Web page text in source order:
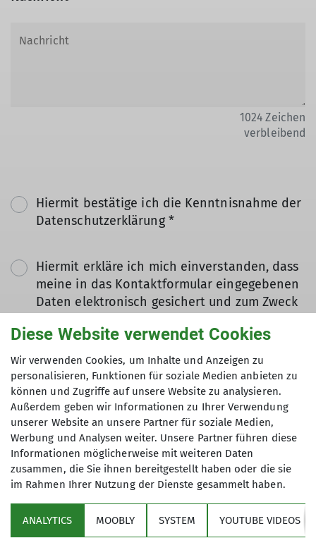
1024 Zeichen
verbleibend
Hiermit bestätige ich die Kenntnisnahme der
Datenschutzerklärung *
Hiermit erkläre ich mich einverstanden, dass
meine in das Kontaktformular eingegebenen
Daten elektronisch gesichert und zum Zweck
genutzt werden. Mir ist bekannt, dass ich
meine Einwilligung jederzeit wiederrufen
kann. *
Mit (*) markierte Felder
sind Pflichtfelder
Absenden
Bundesverband
Diese Website verwendet Cookies
Wir verwenden Cookies, um Inhalte und Anzeigen zu
personalisieren, Funktionen für soziale Medien anbieten zu
können und Zugriffe auf unsere Website zu analysieren.
Außerdem geben wir Informationen zu Ihrer Verwendung
unserer Website an unsere Partner für soziale Medien,
Werbung und Analysen weiter. Unsere Partner führen diese
Informationen möglicherweise mit weiteren Daten
zusammen, die Sie ihnen bereitgestellt haben oder die sie
im Rahmen Ihrer Nutzung der Dienste gesammelt haben.
ANALYTICS MOOBLY SYSTEM YOUTUBE VIDEOS